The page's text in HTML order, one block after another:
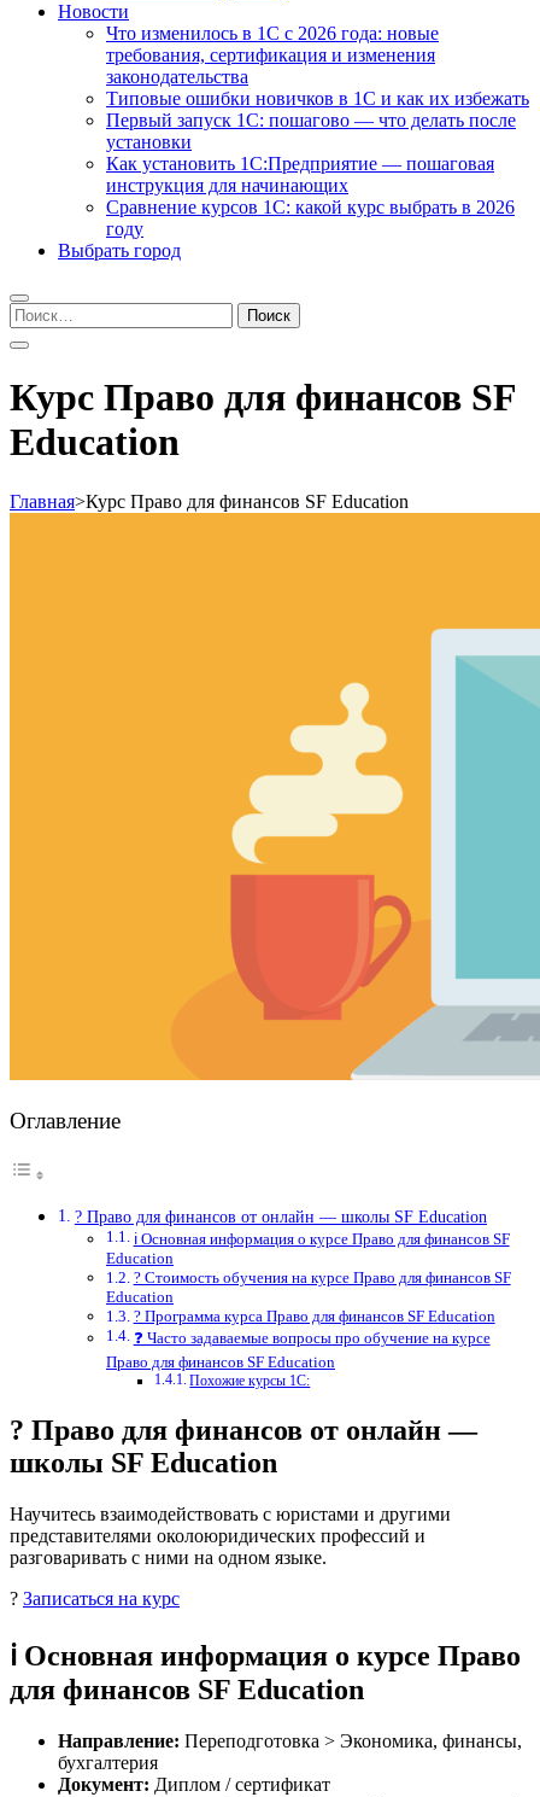
Новости
Что изменилось в 1С с 2026 года: новые
требования, сертификация и изменения
законодательства
Типовые ошибки новичков в 1С и как их избежать
Первый запуск 1С: пошагово — что делать после
установки
Как установить 1С:Предприятие — пошаговая
инструкция для начинающих
Сравнение курсов 1С: какой курс выбрать в 2026
году
Выбрать город
Найти:
Курс Право для финансов SF
Education
Главная>Курс Право для финансов SF Education
Оглавление
? Право для финансов от онлайн — школы SF Education
ℹ️ Основная информация о курсе Право для финансов SF
Education
? Стоимость обучения на курсе Право для финансов SF
Education
? Программа курса Право для финансов SF Education
❓ Часто задаваемые вопросы про обучение на курсе
Право для финансов SF Education
Похожие курсы 1С:
? Право для финансов от онлайн —
школы SF Education
Научитесь взаимодействовать с юристами и другими
представителями околоюридических профессий и
разговаривать с ними на одном языке.
? Записаться на курс
ℹ️ Основная информация о курсе Право
для финансов SF Education
Направление: Переподготовка > Экономика, финансы,
бухгалтерия
Документ: Диплом / сертификат